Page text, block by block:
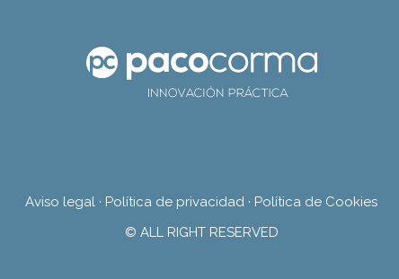
Aviso legal · Política de privacidad · Política de Cookies
© ALL RIGHT RESERVED